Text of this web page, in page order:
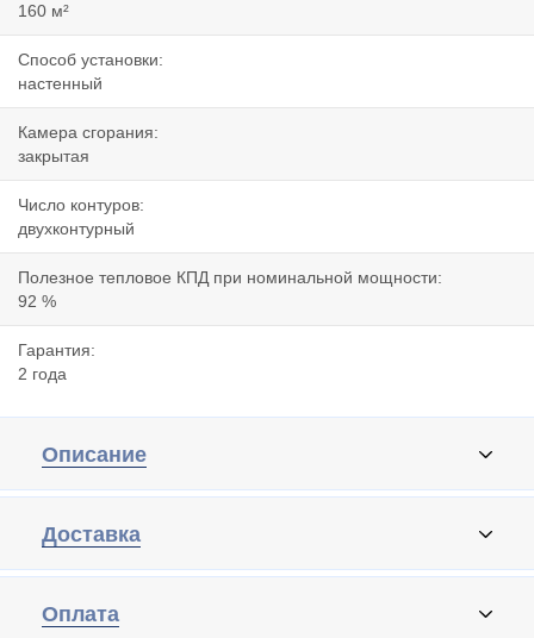
160 м²
Способ установки:
настенный
Камера сгорания:
закрытая
Число контуров:
двухконтурный
Полезное тепловое КПД при номинальной мощности:
92 %
Гарантия:
2 года
Описание
Доставка
Оплата